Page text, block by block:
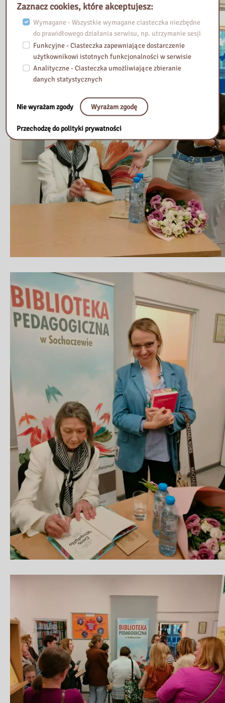
Zaznacz cookies, które akceptujesz:
Wymagane - Wszystkie wymagane ciasteczka niezbędne
do prawidłowego działania serwisu, np. utrzymanie sesji
Funkcyjne - Ciasteczka zapewniające dostarczenie
użytkownikowi istotnych funkcjonalności w serwisie
Analityczne - Ciasteczka umożliwiające zbieranie
danych statystycznych
Nie wyrażam zgody Wyrażam zgodę
Przechodzę do polityki prywatności